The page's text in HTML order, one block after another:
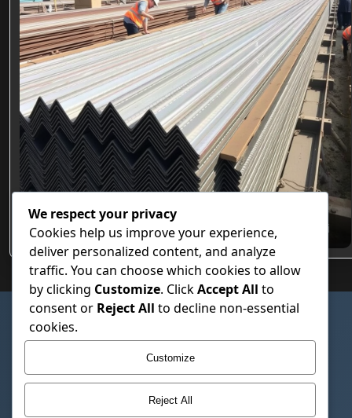
Özel Hadve Tasarımlı Beton Altı Trapez Sac Modelleri
SAYFALAR
Çerez Politikası
Gizlilik Politikası
Hakkımızda
We respect your privacy
Cookies help us improve your experience,
deliver personalized content, and analyze
traffic. You can choose which cookies to allow
by clicking Customize. ClickAccept All to
consent or Reject All to decline non-essential
cookies.
Customize
Reject All